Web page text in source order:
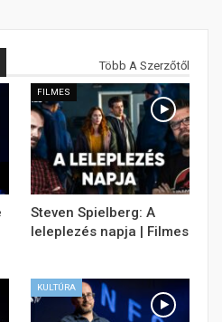
Több A Szerzőtől
FILMES
Steven Spielberg: A
leleplezés napja | Filmes
KULTÚRA